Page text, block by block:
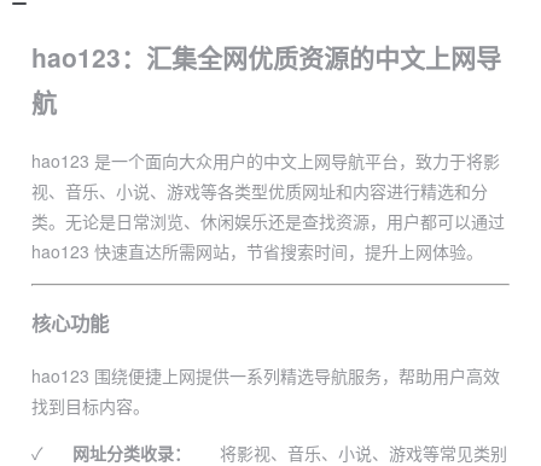
hao123：汇集全网优质资源的中文上网导
航
hao123 是一个面向大众用户的中文上网导航平台，致力于将影
视、音乐、小说、游戏等各类型优质网址和内容进行精选和分
类。无论是日常浏览、休闲娱乐还是查找资源，用户都可以通过
hao123 快速直达所需网站，节省搜索时间，提升上网体验。
核心功能
hao123 围绕便捷上网提供一系列精选导航服务，帮助用户高效
找到目标内容。
✓
网址分类收录：
将影视、音乐、小说、游戏等常见类别